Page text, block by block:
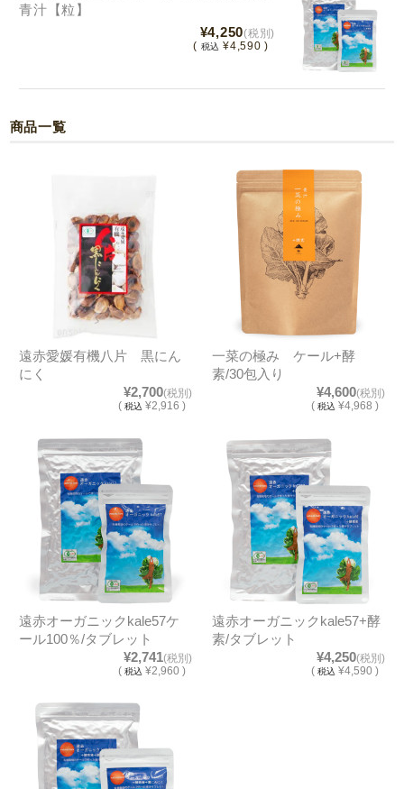
青汁【粒】
¥4,250(税別)
( 税込 ¥4,590 )
商品一覧
遠赤愛媛有機八片 黒にん
にく
¥2,700(税別)
(税込 ¥2,916 )
一菜の極み ケール+酵
素/30包入り
¥4,600(税別)
( 税込 ¥4,968 )
遠赤オーガニックkale57ケ
ール100％/タブレット
¥2,741(税別)
(税込 ¥2,960 )
遠赤オーガニックkale57+酵
素/タブレット
¥4,250(税別)
( 税込 ¥4,590 )